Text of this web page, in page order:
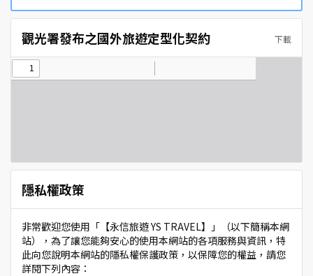
觀光署發布之國外旅遊定型化契約 下載
隱私權政策
非常歡迎您使用「【永信旅遊 YS TRAVEL】」（以下簡稱本網
站），為了讓您能夠安心的使用本網站的各項服務與資訊，特
此向您說明本網站的隱私權保護政策，以保障您的權益，請您
詳閱下列內容：